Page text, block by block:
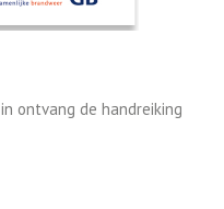
ontvang de handreiking